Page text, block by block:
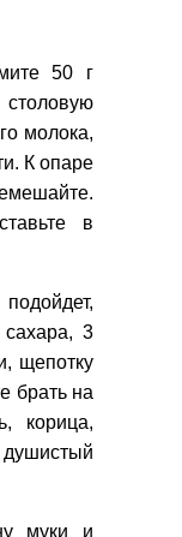
50 г
молока,
К опаре
в
3
щепотку
брать на
корица,
муки и